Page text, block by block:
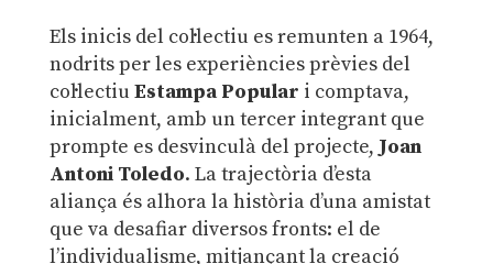
Els inicis del col·lectiu es remunten a 1964,
nodrits per les experiències prèvies del
col·lectiu Estampa Popular i comptava,
inicialment, amb un tercer integrant que
prompte es desvinculà del projecte, Joan
Antoni Toledo. La trajectòria d’esta
aliança és alhora la història d’una amistat
que va desafiar diversos fronts: el de
l’individualisme, mitjançant la creació